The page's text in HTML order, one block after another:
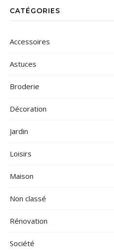
CATÉGORIES
Accessoires
Astuces
Broderie
Décoration
Jardin
Loisirs
Maison
Non classé
Rénovation
Société